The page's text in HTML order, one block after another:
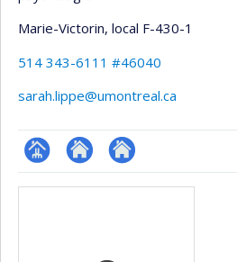
Marie-Victorin, local F-430-1
514 343-6111 #46040
sarah.lippe@umontreal.ca
Page Site
Autre
Médias